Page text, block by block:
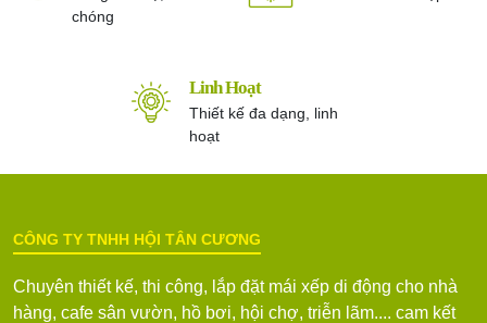
chóng
Linh Hoạt
Thiết kế đa dạng, linh
hoạt
CÔNG TY TNHH HỘI TÂN CƯƠNG
Chuyên thiết kế, thi công, lắp đặt mái xếp di động cho nhà
hàng, cafe sân vườn, hồ bơi, hội chợ, triễn lãm.... cam kết